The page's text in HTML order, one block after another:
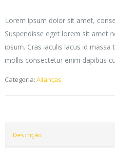
Lorem ipsum dolor sit amet,
Suspendisse eget lorem sit amet
ipsum. Cras iaculis lacus id
mollis consectetur enim dapibus
Categoria: Alianças
Descrição